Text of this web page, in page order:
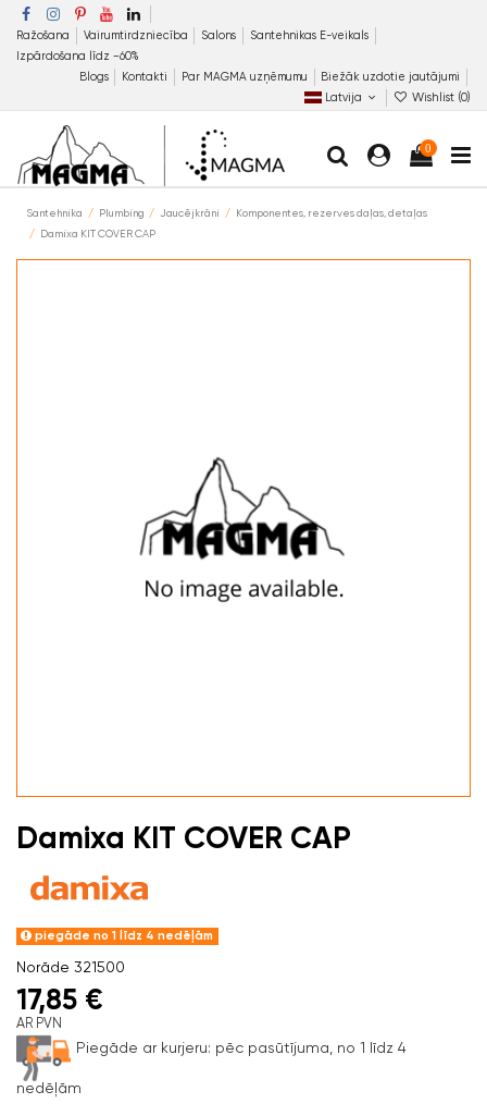
Ražošana Vairumtirdzniecība Salons
Santehnikas E-veikals
Izpārdošana līdz −60%
Blogs
Kontakti Par MAGMA uzņēmumu
Biežāk uzdotie jautājumi
Latvija
Wishlist (0)
0
Santehnika Plumbing Jaucējkrāni
Komponentes, rezerves daļas, detaļas
Damixa KIT COVER CAP
Damixa KIT COVER CAP
piegāde no 1 līdz 4 nedēļām
Norāde 321500
17,85 €
AR PVN
Piegāde ar kurjeru: pēc pasūtījuma, no 1 līdz 4
nedēļām